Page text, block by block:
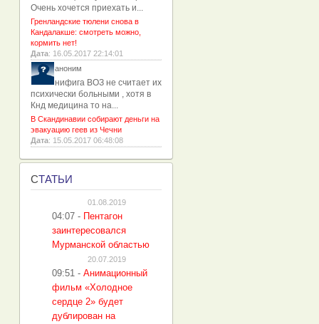
Очень хочется приехать и...
Гренландские тюлени снова в
Кандалакше: смотреть можно,
кормить нет!
Дата: 16.05.2017 22:14:01
аноним
нифига ВОЗ не считает их
психически больными , хотя в
Кнд медицина то на...
В Скандинавии собирают деньги на
эвакуацию геев из Чечни
Дата: 15.05.2017 06:48:08
СТАТЬИ
01.08.2019
04:07 - Пентагон
заинтересовался
Мурманской областью
20.07.2019
09:51 - Анимационный
фильм «Холодное
сердце 2» будет
дублирован на